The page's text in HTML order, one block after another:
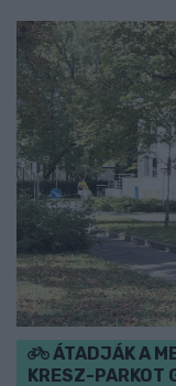
ÁTADJÁK A
KRESZ-PARKOT